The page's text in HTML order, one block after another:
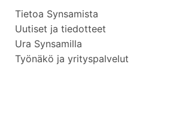
Tietoa Synsamista
Uutiset ja tiedotteet
Ura Synsamilla
Työnäkö ja yrityspalvelut